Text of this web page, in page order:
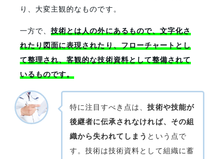
り、大変主観的なものです。
一方で、技術とは人の外にあるもので、文字化さ
れたり図面に表現されたり、フローチャートとし
て整理され、客観的な技術資料として整備されて
いるものです。
特に注目すべき点は、技術や技能が
後継者に伝承されなければ、その組
織から失われてしまう という点で
す。技術は技術資料として組織に蓄